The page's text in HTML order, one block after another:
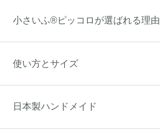
小さいふ®ピッコロが選ばれる理由
使い方とサイズ
日本製ハンドメイド